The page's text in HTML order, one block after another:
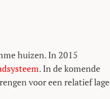
huizen. In 2015
. In de komende
voor een relatief lage